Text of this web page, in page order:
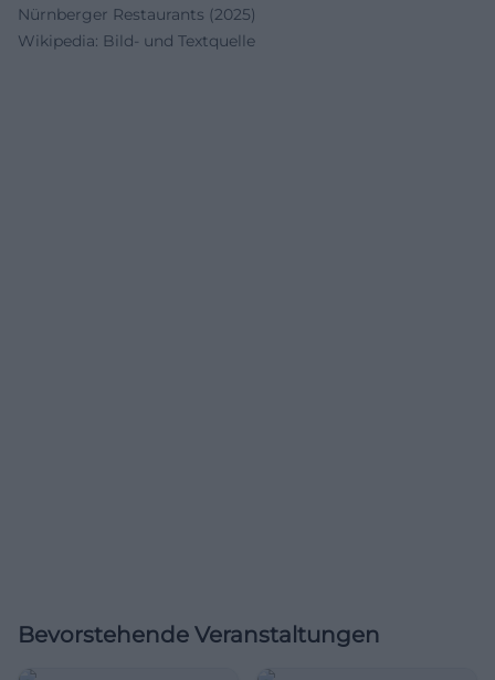
Nürnberger Restaurants (2025)
Wikipedia: Bild- und Textquelle
Bevorstehende Veranstaltungen